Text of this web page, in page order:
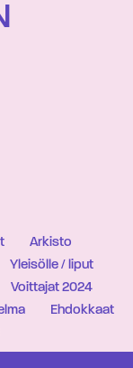
Arkisto
Yleisölle / liput
Voittajat 2024
Ehdokkaat